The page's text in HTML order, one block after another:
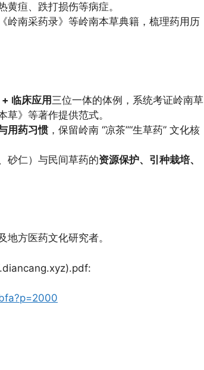
疸、跌打损伤等病症。
岭南采药录》等岭南本草典籍，梳理药用历
临床应用三位一体的体例，系统考证岭南草
》等著作提供范式。
用药习惯，保留岭南 “凉茶”“生草药” 文化核
砂仁）与民间草药的资源保护、引种栽培、
方医药文化研究者。